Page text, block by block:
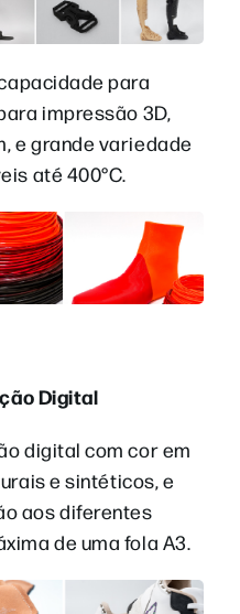
para
impressão 3D,
e grande variedade
até 400°C.
Digital
digital com cor em
e sintéticos, e
aos diferentes
de uma fola A3.